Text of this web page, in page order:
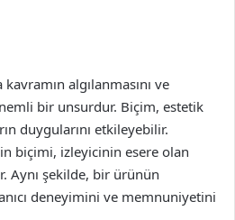
algılanmasını ve
bir unsurdur. Biçim, estetik
duygularını etkileyebilir.
biçimi, izleyicinin esere olan
Aynı şekilde, bir ürünün
deneyimini ve memnuniyetini